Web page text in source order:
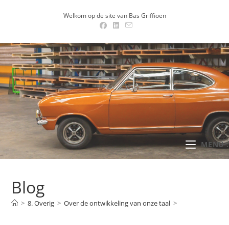
Welkom op de site van Bas Griffioen
MENU .
Blog
> 8. Overig > Over de ontwikkeling van onze taal >